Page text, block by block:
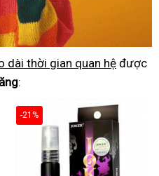
dài thời gian quan hệ được
:
-21%